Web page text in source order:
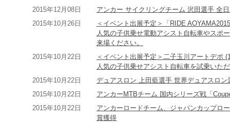
2015年12月08日
アンカー サイクリングチーム 沢田選手 全
2015年10月26日
＜イベント出展予定＞「RIDE
人気の子供乗せ電動アシスト自転車やスポ
来場ください。
2015年10月22日
＜イベント出展予定＞二子玉川アートデポ
人気の子供乗せアシスト自転車を試乗いた
2015年10月22日
デュアスロン 上田藍選手 世界デュアスロン
2015年10月22日
アンカーMTBチーム 国内シリーズ戦「
2015年10月22日
アンカーロードチーム、ジャパンカップロ
賞獲得